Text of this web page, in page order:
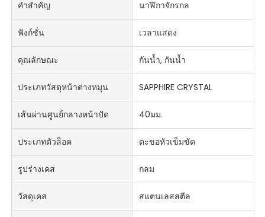
คำสำคัญ นาฬิกาจักรกล
ฟังก์ชั่น เวลาแสดง
คุณลักษณะ กันน้ำ, กันน้ำ
ประเภทวัสดุหน้าต่างหมุน SAPPHIRE CRYSTAL
เส้นผ่านศูนย์กลางหน้าปัด 40มม.
ประเภทตัวล็อค ตะขอหัวเข็มขัด
รูปร่างเคส กลม
วัสดุเคส สแตนเลสสตีล